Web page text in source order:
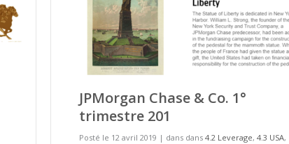
JPMorgan Chase & Co. 1°
trimestre 201
Posté le 12 avril 2019 | dans dans 4.2 Leverage, 4.3 USA,